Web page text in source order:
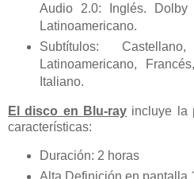
Audio 2.0: Inglés. Dolby
Latinoamericano.
Subtítulos:
Latinoamericano,
Italiano.
El disco en Blu-ray incluye la
características:
Duración: 2 horas